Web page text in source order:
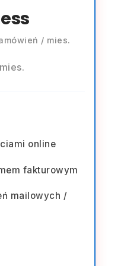
/ mies.
online
fakturowym
mailowych /